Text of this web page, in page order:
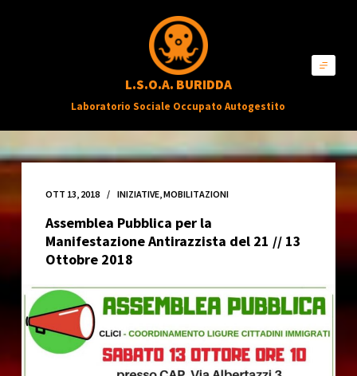
a
l
o
L.S.O.A. BURIDDA
Laboratorio Sociale Occupato Autogestito
OTT 13, 2018 INIZIATIVE,MOBILITAZIONI
Assemblea Pubblica per la
Manifestazione Antirazzista del 21 // 13
Ottobre 2018